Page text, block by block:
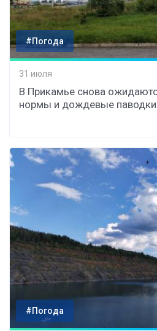
#Погода
31 июля
В Прикамье снова
нормы и дождевые паводки
#Погода